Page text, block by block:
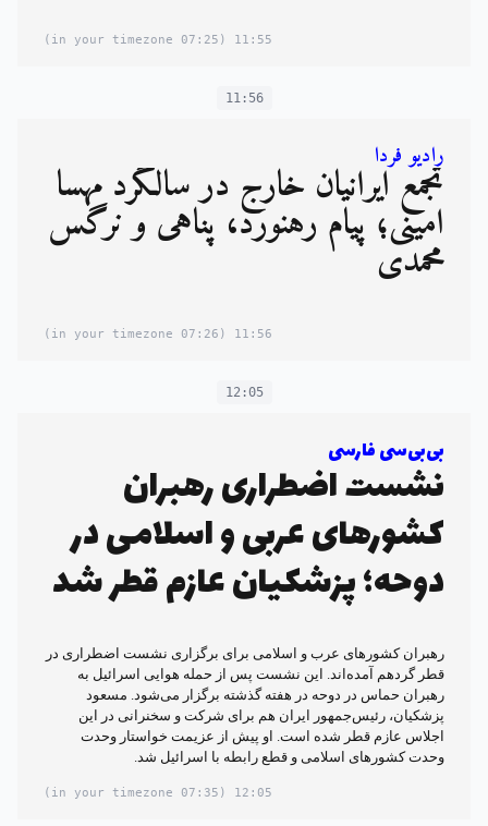
11:55
(07:25 in your timezone)
11:56
رادیو فردا
تجمع ایرانیان خارج در سالگرد مهسا
امینی؛ پیام رهنورد، پناهی و نرگس
محمدی
11:56
(07:26 in your timezone)
12:05
بی‌بی‌سی فارسی
نشست اضطراری رهبران
کشورهای عربی و اسلامی در
دوحه؛ پزشکیان عازم قطر شد
رهبران کشورهای عرب و اسلامی برای برگزاری نشست اضطراری در
قطر گردهم آمده‌اند. این نشست پس از حمله هوایی اسرائیل به
رهبران حماس در دوحه در هفته گذشته برگزار می‌شود. مسعود
پزشکیان، رئیس‌جمهور ایران هم برای شرکت و سخنرانی در این
اجلاس عازم قطر شده است. او پیش از عزیمت خواستار وحدت
وحدت کشورهای اسلامی و قطع رابطه با اسرائیل شد.
12:05
(07:35 in your timezone)